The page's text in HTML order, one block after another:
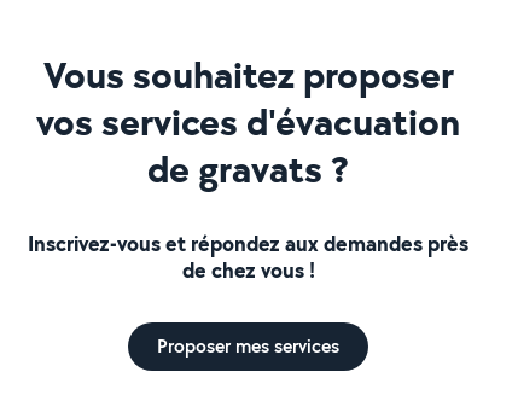
Vous souhaitez proposer
vos services d'évacuation
de gravats ?
Inscrivez-vous et répondez aux demandes près
de chez vous !
Proposer mes services